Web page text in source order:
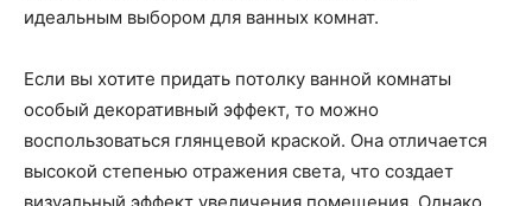
идеальным выбором для ванных комнат.
Если вы хотите придать потолку ванной комнаты
особый декоративный эффект, то можно
воспользоваться глянцевой краской. Она отличается
высокой степенью отражения света, что создает